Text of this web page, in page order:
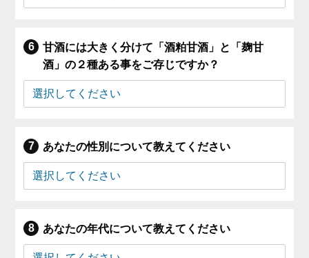
甘酒には大きく分けて「酒粕甘酒」と「麹甘
酒」の２種ある事をご存じですか？
あなたの性別について教えてください
あなたの年代について教えてください